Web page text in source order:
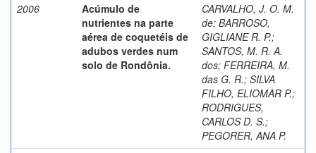
2006
Acúmulo de
nutrientes na parte
aérea de coquetéis de
adubos verdes num
solo de Rondônia.
CARVALHO, J. O. M.
de; BARROSO,
GIGLIANE R. P.;
SANTOS, M. R. A.
dos; FERREIRA, M.
das G. R.; SILVA
FILHO, ELIOMAR P.;
RODRIGUES,
CARLOS D. S.;
PEGORER, ANA P.